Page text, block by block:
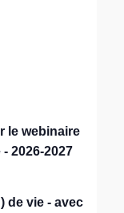
le webinaire
2026-2027
de vie - avec